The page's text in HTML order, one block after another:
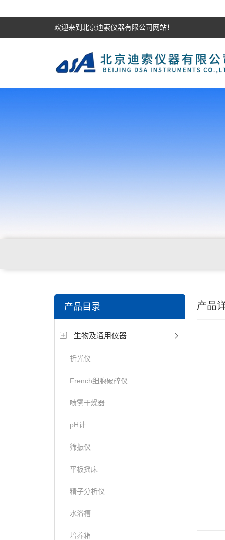
欢迎来到北京迪索仪器有限公司网站！
产品目录
生物及通用仪器
折光仪
French细胞破碎仪
喷雾干燥器
pH计
筛振仪
平板摇床
精子分析仪
水浴槽
培养箱
产品